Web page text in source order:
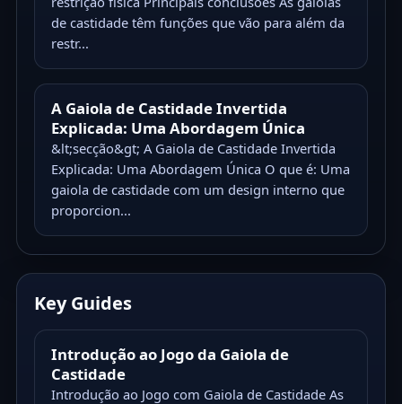
de castidade têm funções que vão para além da
restr...
A Gaiola de Castidade Invertida
Explicada: Uma Abordagem Única
&lt;secção&gt; A Gaiola de Castidade Invertida
Explicada: Uma Abordagem Única O que é: Uma
gaiola de castidade com um design interno que
proporcion...
Key Guides
Introdução ao Jogo da Gaiola de
Castidade
Introdução ao Jogo com Gaiola de Castidade As